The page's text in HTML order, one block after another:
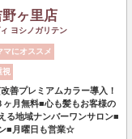
ヶ里店
ヨシノガリテン
マにオススメ
視
善プレミアムカラー導入！
月無料■心も髪もお客様の
る地域ナンバーワンサロン■
■月曜日も営業☆